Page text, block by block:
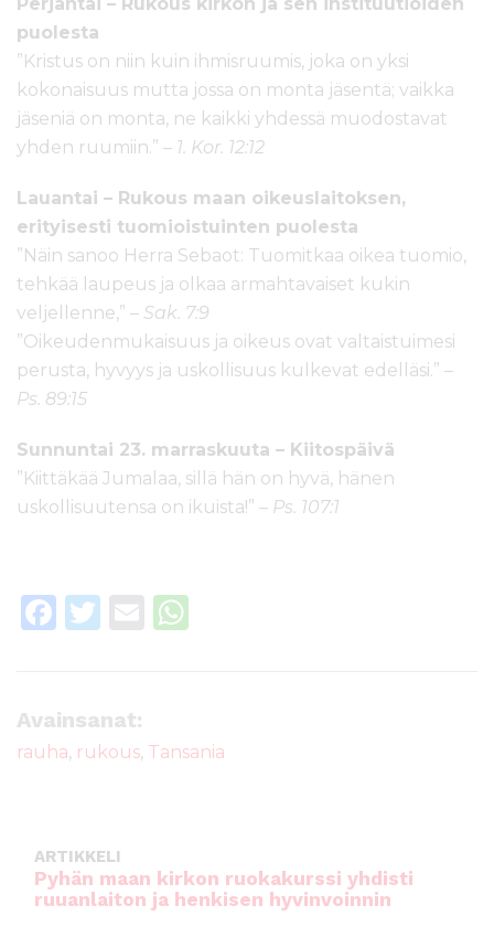
puolesta
”Kristus on niin kuin ihmisruumis, joka on yksi
kokonaisuus mutta jossa on monta jäsentä; vaikka
jäseniä on monta, ne kaikki yhdessä muodostavat
yhden ruumiin.” – 1. Kor. 12:12
Lauantai – Rukous maan oikeuslaitoksen,
erityisesti tuomioistuinten puolesta
”Näin sanoo Herra Sebaot: Tuomitkaa oikea tuomio,
tehkää laupeus ja olkaa armahtavaiset kukin
veljellenne,” – Sak. 7:9
”Oikeudenmukaisuus ja oikeus ovat valtaistuimesi
perusta, hyvyys ja uskollisuus kulkevat edelläsi.” –
Ps. 89:15
Sunnuntai 23. marraskuuta – Kiitospäivä
”Kiittäkää Jumalaa, sillä hän on hyvä, hänen
uskollisuutensa on ikuista!” – Ps. 107:1
F
e
b
k
T
te
r
E
A
Avainsanat:
rauha, rukous, Tansania
ARTIKKELI
Pyhän maan kirkon ruokakurssi yhdisti
ruuanlaiton ja henkisen hyvinvoinnin